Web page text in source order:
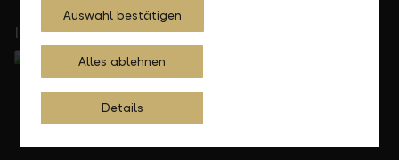
In Ihrer Nähe
Auswahl bestätigen
Alles ablehnen
Details